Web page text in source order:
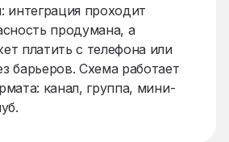
интеграция проходит
продумана, а
платить с телефона или
барьеров. Схема работает
канал, группа, мини-